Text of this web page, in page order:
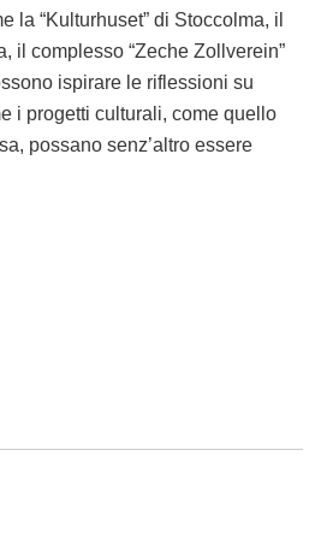
la “Kul­turhuset” di Stoc­col­ma, il
il com­p­lesso “Zeche Zol­lvere­in”
ispi­rare le rif­les­sioni su
i prog­et­ti cul­tur­ali, come quel­lo
pos­sano sen­z’al­tro essere